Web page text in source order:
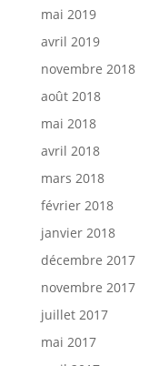
mai 2019
avril 2019
novembre 2018
août 2018
mai 2018
avril 2018
mars 2018
février 2018
janvier 2018
décembre 2017
novembre 2017
juillet 2017
mai 2017